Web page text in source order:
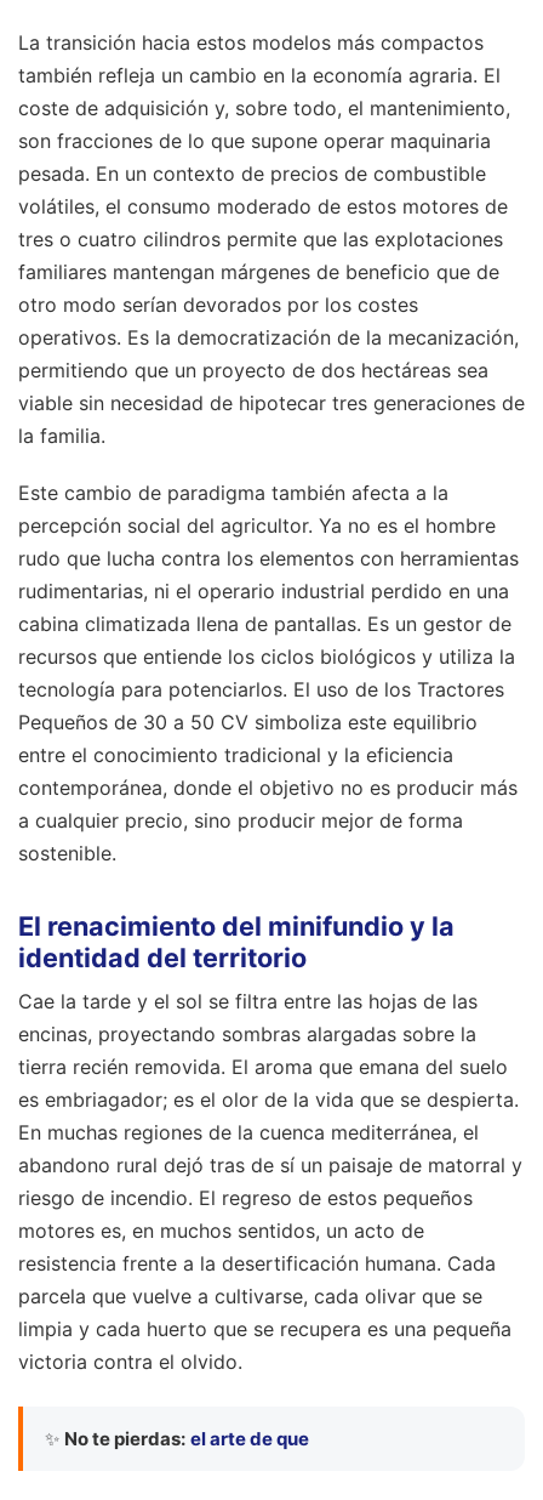
La transición hacia estos modelos más compactos
también refleja un cambio en la economía agraria. El
coste de adquisición y, sobre todo, el mantenimiento,
son fracciones de lo que supone operar maquinaria
pesada. En un contexto de precios de combustible
volátiles, el consumo moderado de estos motores de
tres o cuatro cilindros permite que las explotaciones
familiares mantengan márgenes de beneficio que de
otro modo serían devorados por los costes
operativos. Es la democratización de la mecanización,
permitiendo que un proyecto de dos hectáreas sea
viable sin necesidad de hipotecar tres generaciones de
la familia.
Este cambio de paradigma también afecta a la
percepción social del agricultor. Ya no es el hombre
rudo que lucha contra los elementos con herramientas
rudimentarias, ni el operario industrial perdido en una
cabina climatizada llena de pantallas. Es un gestor de
recursos que entiende los ciclos biológicos y utiliza la
tecnología para potenciarlos. El uso de los Tractores
Pequeños de 30 a 50 CV simboliza este equilibrio
entre el conocimiento tradicional y la eficiencia
contemporánea, donde el objetivo no es producir más
a cualquier precio, sino producir mejor de forma
sostenible.
El renacimiento del minifundio y la
identidad del territorio
Cae la tarde y el sol se filtra entre las hojas de las
encinas, proyectando sombras alargadas sobre la
tierra recién removida. El aroma que emana del suelo
es embriagador; es el olor de la vida que se despierta.
En muchas regiones de la cuenca mediterránea, el
abandono rural dejó tras de sí un paisaje de matorral y
riesgo de incendio. El regreso de estos pequeños
motores es, en muchos sentidos, un acto de
resistencia frente a la desertificación humana. Cada
parcela que vuelve a cultivarse, cada olivar que se
limpia y cada huerto que se recupera es una pequeña
victoria contra el olvido.
✨ No te pierdas: el arte de que